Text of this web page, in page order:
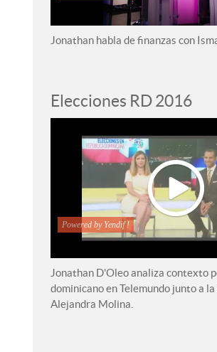
Jonathan habla de finanzas con
Elecciones RD 2016
Powered by Yendif !
Jonathan D'Oleo analiza contexto
dominicano en Telemundo junto a
Alejandra Molina.